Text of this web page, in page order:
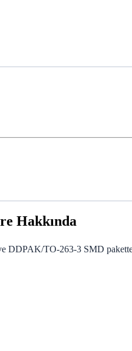
Hakkında
TO-263-3 SMD